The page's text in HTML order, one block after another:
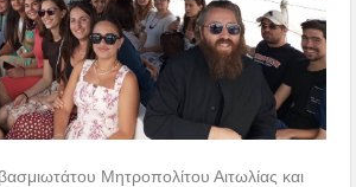
Μητροπολίτου Αιτωλίας και